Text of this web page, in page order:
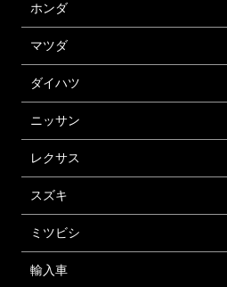
ホンダ
マツダ
ダイハツ
ニッサン
レクサス
スズキ
ミツビシ
輸入車